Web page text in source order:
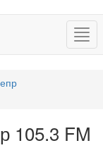
105.3 FM